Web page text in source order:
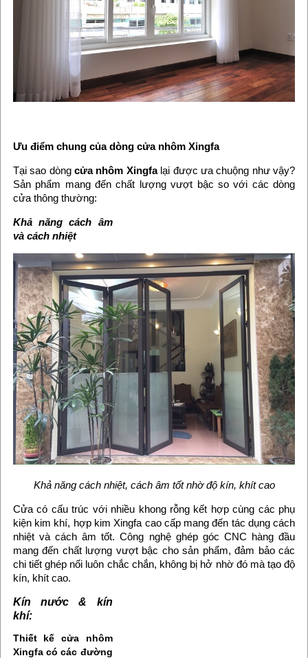
Ưu điểm chung của dòng cửa nhôm Xingfa
Tại sao dòngcửa nhôm Xingfa lại được ưa chuộng như vậy?
Sản phẩm mang đến chất lượng vượt bậc so với các dòng
cửa thông thường:
Khả năng cách âm
và cách nhiệt
Khả năng cách nhiệt, cách âm tốt nhờ độ kín, khít cao
Cửa có cấu trúc với nhiều khong rỗng kết hợp cùng các phụ
kiện kim khí, hợp kim Xingfa cao cấp mang đến tác dụng cách
nhiệt và cách âm tốt. Công nghệ ghép góc CNC hàng đầu
mang đến chất lượng vượt bậc cho sản phẩm, đảm bảo các
chi tiết ghép nối luôn chắc chắn, không bị hở nhờ đó mà tạo độ
kín, khít cao.
Kín nước & kín
khí:
Thiết kế cửa nhôm
Xingfa có các đường